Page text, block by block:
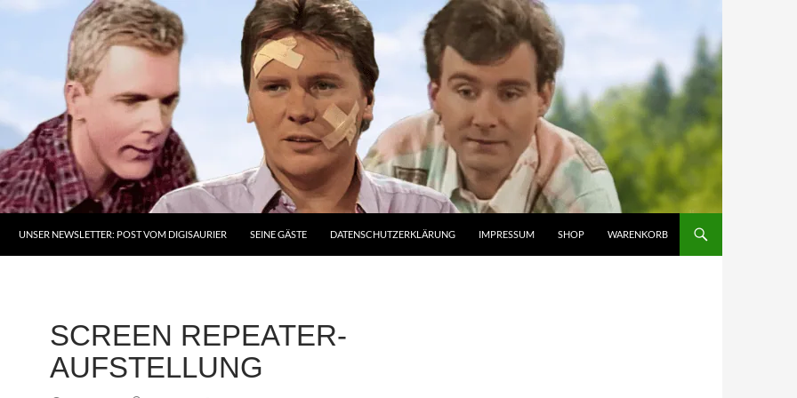
UNSER NEWSLETTER: POST VOM DIGISAURIER SEINE GÄSTE DATENSCHUTZERKLÄRUNG IMPRESSUM SHOP WARENKORB
SCREEN REPEATER-
AUFSTELLUNG